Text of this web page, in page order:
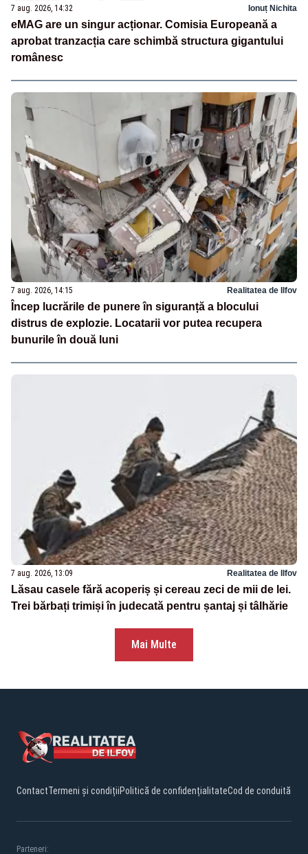
7 aug. 2026, 14:32 Ionuț Nichita
eMAG are un singur acționar. Comisia Europeană a
aprobat tranzacția care schimbă structura gigantului
românesc
7 aug. 2026, 14:15 Realitatea de Ilfov
Încep lucrările de punere în siguranță a blocului
distrus de explozie. Locatarii vor putea recupera
bunurile în două luni
7 aug. 2026, 13:09 Realitatea de Ilfov
Lăsau casele fără acoperiș și cereau zeci de mii de lei.
Trei bărbați trimiși în judecată pentru șantaj și tâlhărie
Mai Multe
ContactTermeni și condițiiPolitică de confidențialitateCod de conduită
Parteneri: